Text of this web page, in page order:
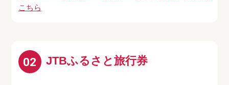
こちら
02 JTBふるさと旅行券